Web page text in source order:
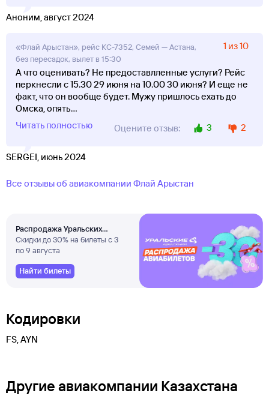
Аноним, август 2024
«Флай Арыстан», рейс KC-7352, Семей — Астана,
без пересадок, вылет в 15:30
1 из 10
А что оценивать? Не предоставлленные услуги? Рейс
перкнесли с 15.30 29 июня на 10.00 30 июня? И еще не
факт, что он вообще будет. Мужу пришлось ехать до
Омска, опять...
Читать полностью
Оцените отзыв: 3 2
SERGEI, июнь 2024
Все отзывы об авиакомпании Флай Арыстан
Распродажа Уральских
авиалиний
Скидки до 30% на билеты с 3
по 9 августа
Найти билеты
Кодировки
FS, AYN
Другие авиакомпании Казахстана